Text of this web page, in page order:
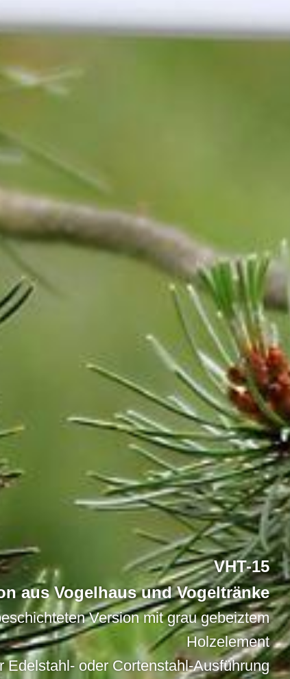
VHT-15
aus Vogelhaus und Vogeltränke
Version mit grau gebeiztem
Holzelement
Edelstahl- oder Cortenstahl-Ausführung